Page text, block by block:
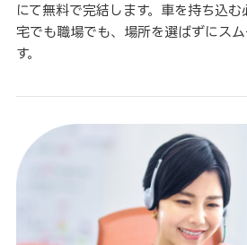
にて無料で完結します。車を持ち込
宅でも職場でも、場所を選ばずにス
す。